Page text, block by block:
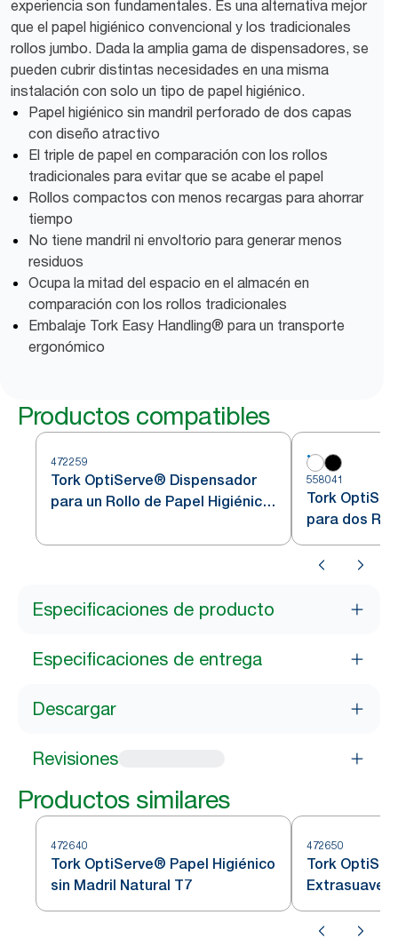
experiencia son fundamentales. Es una alternativa mejor
que el papel higiénico convencional y los tradicionales
rollos jumbo. Dada la amplia gama de dispensadores, se
pueden cubrir distintas necesidades en una misma
instalación con solo un tipo de papel higiénico.
Papel higiénico sin mandril perforado de dos capas
con diseño atractivo
El triple de papel en comparación con los rollos
tradicionales para evitar que se acabe el papel
Rollos compactos con menos recargas para ahorrar
tiempo
No tiene mandril ni envoltorio para generar menos
residuos
Ocupa la mitad del espacio en el almacén en
comparación con los rollos tradicionales
Embalaje Tork Easy Handling® para un transporte
ergonómico
Productos compatibles
472259
Tork OptiServe® Dispensador
para un Rollo de Papel Higiénico
T7
558041
Tork
para dos
Higiénico sin
Especificaciones de producto
Especificaciones de entrega
Descargar
Revisiones
Productos similares
472640
Tork OptiServe® Papel Higiénico
sin Madril Natural T7
472650
Tork
Extrasuave